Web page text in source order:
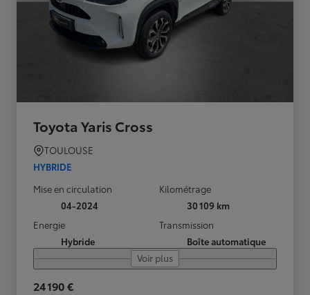
Toyota Yaris Cross
TOULOUSE
HYBRIDE
Mise en circulation
04-2024
Kilométrage
30 109 km
Energie
Hybride
Transmission
Boîte automatique
Voir plus
24 190 €